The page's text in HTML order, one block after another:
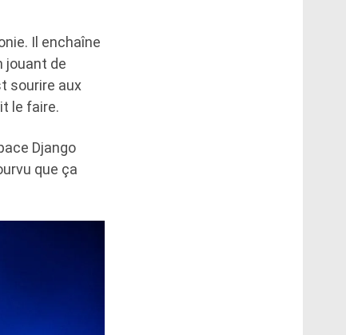
Il enchaîne
jouant de
sourire aux
le faire.
Django
que ça